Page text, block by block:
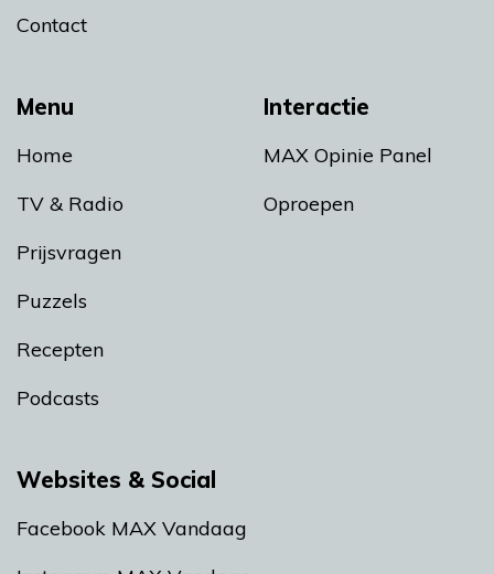
Menu
Home
TV & Radio
Prijsvragen
Puzzels
Recepten
Podcasts
Interactie
MAX Opinie Panel
Oproepen
Contact
Websites & Social
Facebook MAX Vandaag